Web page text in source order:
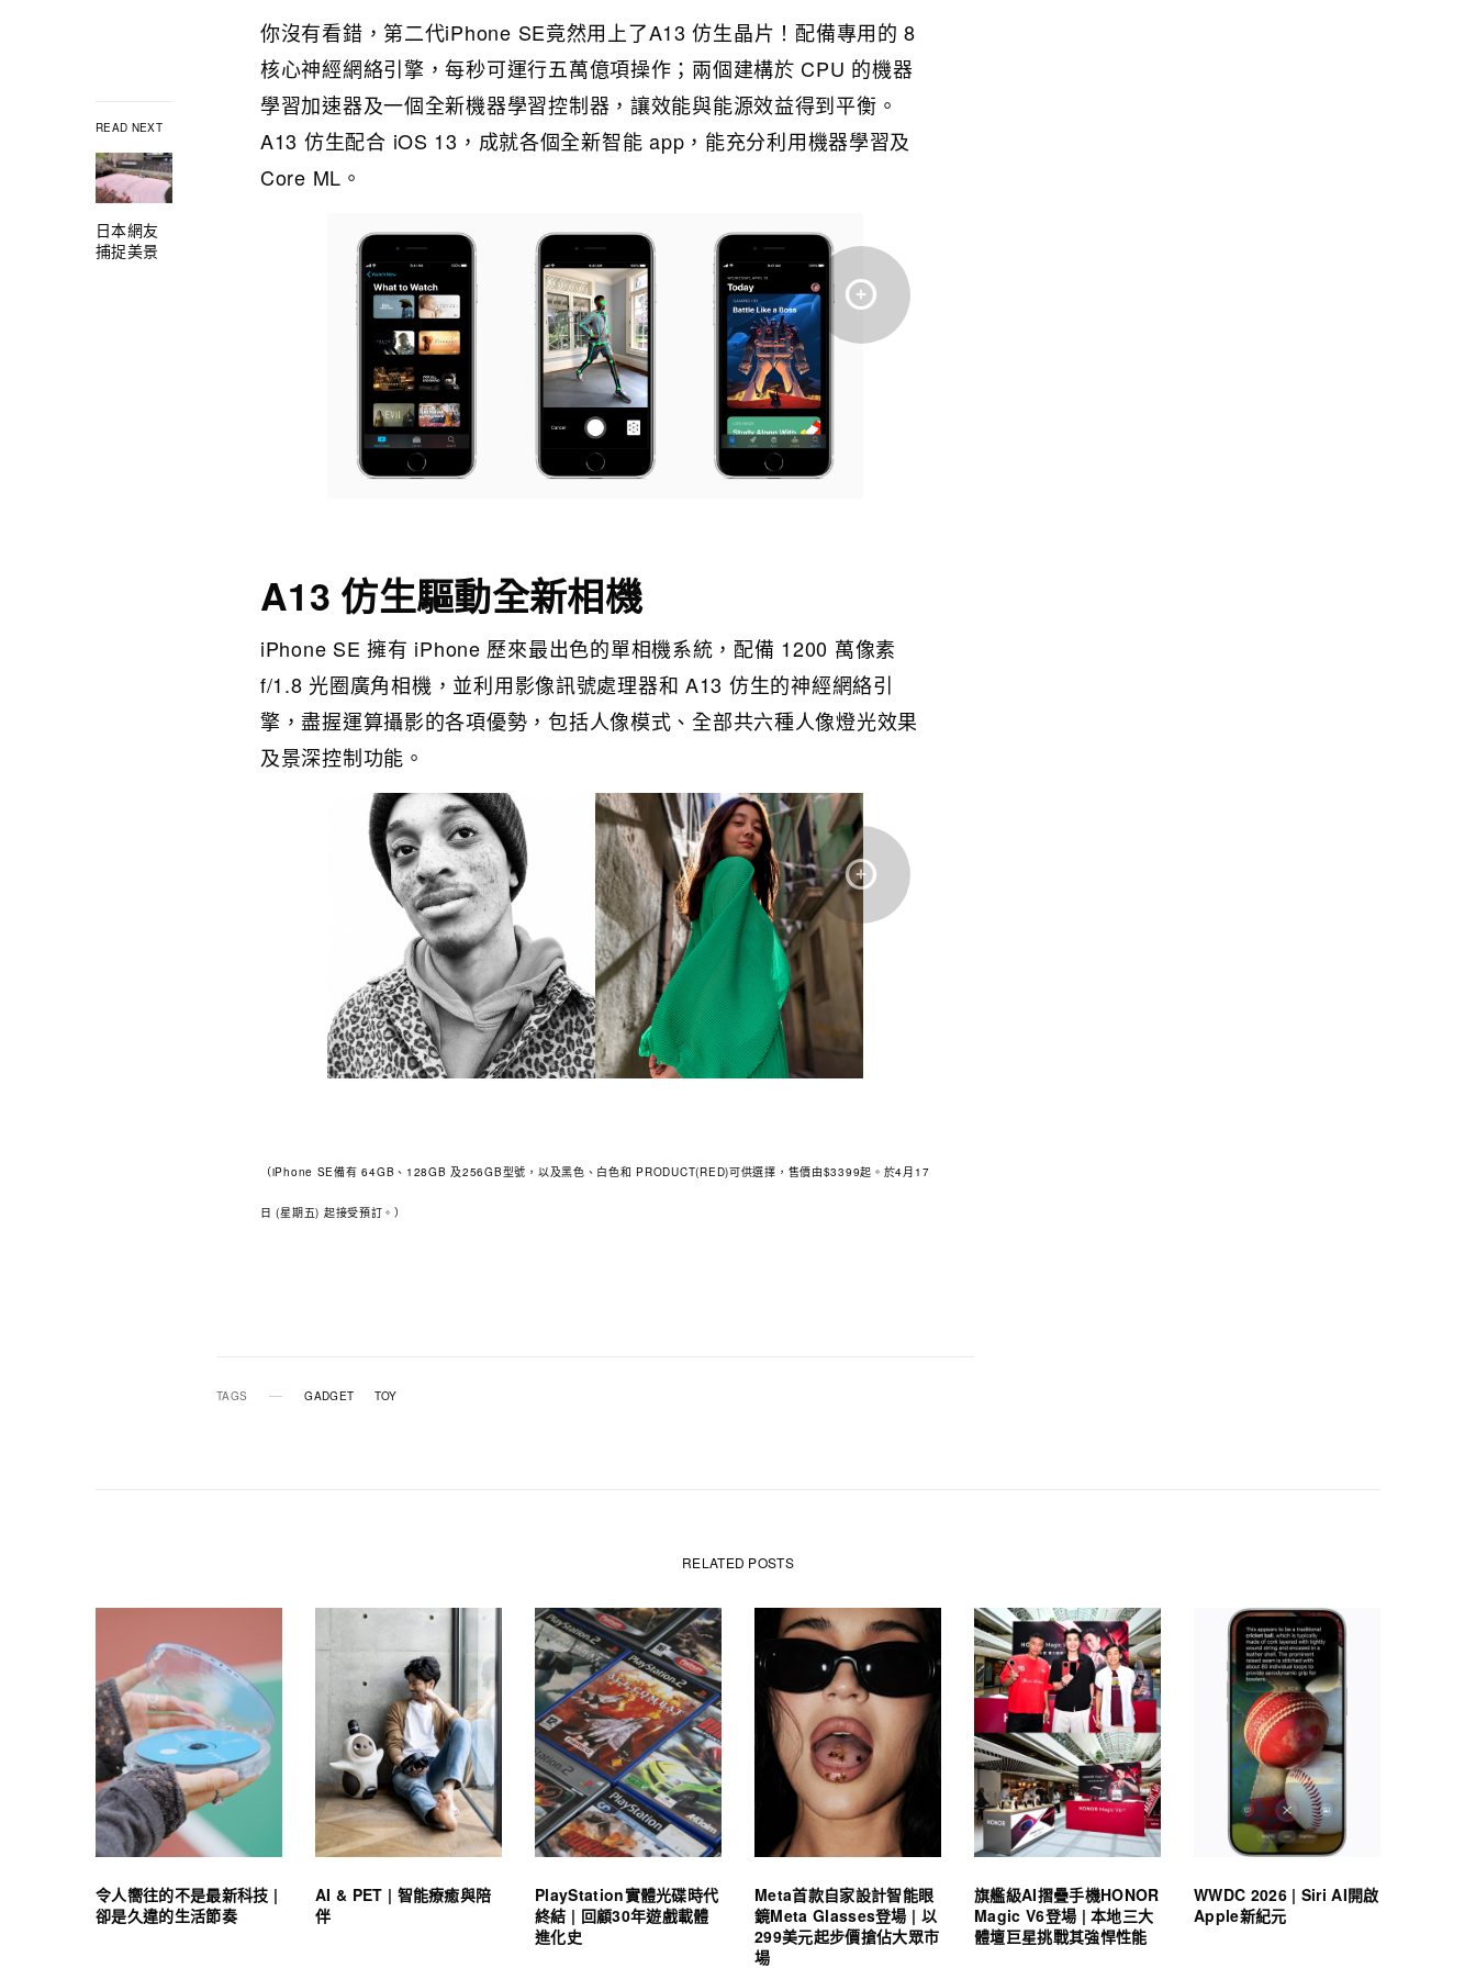
READ NEXT
日本網友
捕捉美景
你沒有看錯，第二代iPhone SE竟然用上了A13 仿生晶片！配備專用的 8
核心神經網絡引擎，每秒可運行五萬億項操作；兩個建構於 CPU 的機器
學習加速器及一個全新機器學習控制器，讓效能與能源效益得到平衡。
A13 仿生配合 iOS 13，成就各個全新智能 app，能充分利用機器學習及
Core ML。
A13 仿生驅動全新相機
iPhone SE 擁有 iPhone 歷來最出色的單相機系統，配備 1200 萬像素
f/1.8 光圈廣角相機，並利用影像訊號處理器和 A13 仿生的神經網絡引
擎，盡握運算攝影的各項優勢，包括人像模式、全部共六種人像燈光效果
及景深控制功能。
（iPhone SE備有 64GB、128GB 及256GB型號，以及黑色、白色和 PRODUCT(RED)可供選擇，售價由$3399起。於4月17
日 (星期五) 起接受預訂。）
TAGS GADGET TOY
RELATED POSTS
令人嚮往的不是最新科技 |
卻是久違的生活節奏
AI & PET | 智能療癒與陪
伴
PlayStation實體光碟時代
終結 | 回顧30年遊戲載體
進化史
Meta首款自家設計智能眼
鏡Meta Glasses登場 | 以
299美元起步價搶佔大眾市
場
旗艦級AI摺疊手機HONOR
Magic V6登場 | 本地三大
體壇巨星挑戰其強悍性能
WWDC 2026 | Siri AI開啟
Apple新紀元